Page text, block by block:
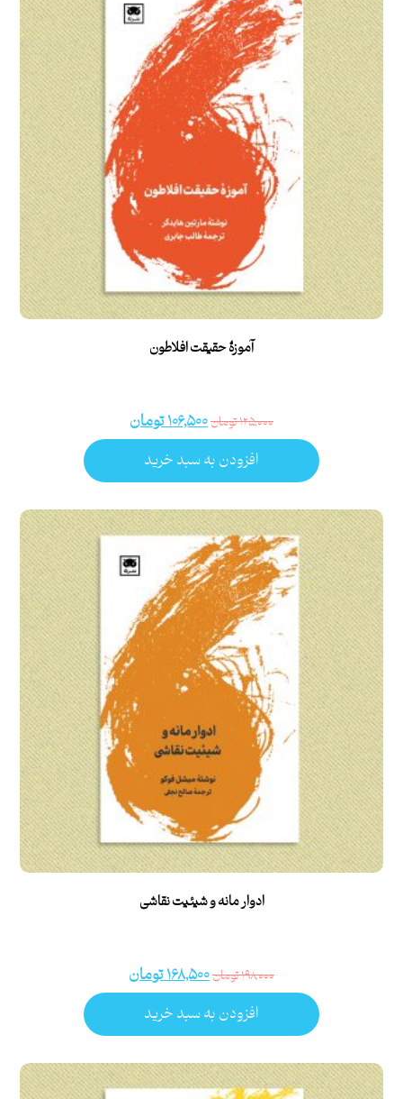
آموزۀ حقیقت افلاطون
۱۲۵,۰۰۰تومان۱۰۶,۵۰۰تومان
افزودن به سبد خرید
ادوار مانه و شیئیت نقاشی
۱۹۸,۰۰۰تومان۱۶۸,۵۰۰تومان
افزودن به سبد خرید